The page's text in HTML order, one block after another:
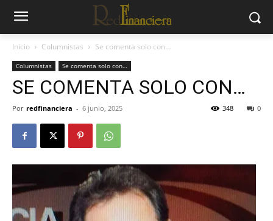
Inicio Columnistas Se comenta solo con…
Columnistas Se comenta solo con…
SE COMENTA SOLO CON…
Por redfinanciera - 6 junio, 2025 0
348